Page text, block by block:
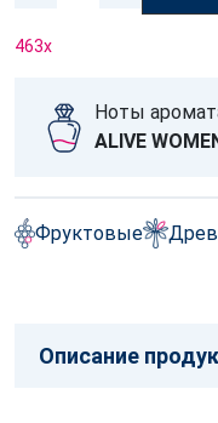
463x
Ноты
ALIVE
Фруктовые
Описание